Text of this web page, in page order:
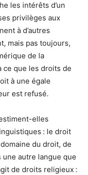
les intérêts d’un
privilèges aux
à d’autres
mais pas toujours,
de la
ce que les droits de
à une égale
est refusé.
elles
: le droit
du droit, de
une autre langue que
de droits religieux :